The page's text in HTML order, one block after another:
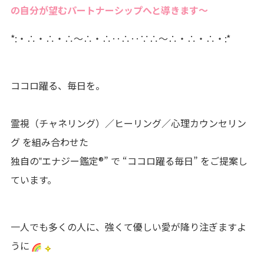
の自分が望むパートナーシップへと導きます～
*:・∴・∴・∴～∴・∴‥∴‥∵∴～∴・∴・∴・:*
ココロ躍る、毎日を。
霊視（チャネリング）／ヒーリング／心理カウンセリン
グ を組み合わせた
独自の‟エナジー鑑定®” で “ココロ躍る毎日” をご提案し
ています。
一人でも多くの人に、強くて優しい愛が降り注ぎますよ
うに